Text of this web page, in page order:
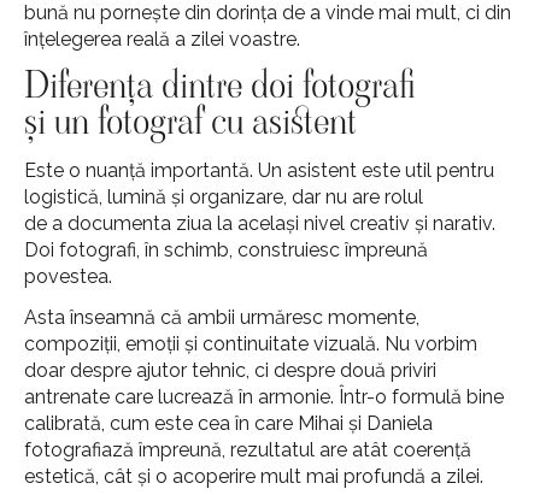
bună nu pornește din dorința de a vinde mai mult, ci din
înțelegerea reală a zilei voastre.
Diferența dintre doi fotografi
și un fotograf cu asistent
Este o nuanță importantă. Un asistent este util pentru
logistică, lumină și organizare, dar nu are rolul
de a documenta ziua la același nivel creativ și narativ.
Doi fotografi, în schimb, construiesc împreună
povestea.
Asta înseamnă că ambii urmăresc momente,
compoziții, emoții și continuitate vizuală. Nu vorbim
doar despre ajutor tehnic, ci despre două priviri
antrenate care lucrează în armonie. Într-o formulă bine
calibrată, cum este cea în care Mihai și Daniela
fotografiază împreună, rezultatul are atât coerență
estetică, cât și o acoperire mult mai profundă a zilei.